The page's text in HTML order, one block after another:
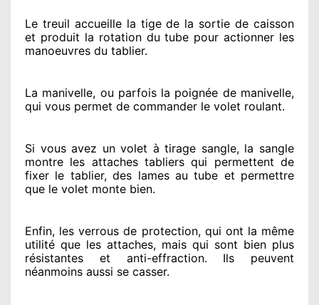
Le treuil accueille la tige de la sortie de caisson
et produit la rotation du tube pour actionner les
manoeuvres du tablier.
La manivelle, ou parfois la poignée de manivelle,
qui vous permet de commander le volet roulant.
Si vous avez un volet à tirage sangle, la sangle
montre les attaches tabliers qui permettent de
fixer le tablier, des lames au tube et permettre
que le volet monte bien.
Enfin, les verrous de protection, qui ont la même
utilité que les attaches, mais qui sont bien plus
résistantes et anti-effraction. Ils peuvent
néanmoins aussi se casser.